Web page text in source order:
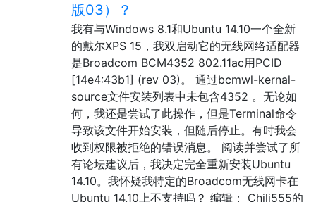
版03）？
我有与Windows 8.1和Ubuntu 14.10一个全新
的戴尔XPS 15，我双启动它的无线网络适配器
是Broadcom BCM4352 802.11ac用PCID
[14e4:43b1] (rev 03)。 通过bcmwl-kernal-
source文件安装列表中未包含4352 。无论如
何，我还是尝试了此操作，但是Terminal命令
导致该文件开始安装，但随后停止。有时我会
收到权限被拒绝的错误消息。 阅读并尝试了所
有论坛建议后，我决定完全重新安装Ubuntu
14.10。我怀疑我特定的Broadcom无线网卡在
Ubuntu 14.10上不支持吗？ 编辑： Chili555的